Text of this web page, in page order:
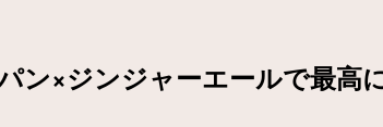
ン×ジンジャーエールで最高